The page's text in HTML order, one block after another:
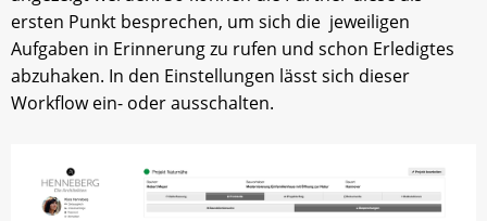
ersten Punkt besprechen, um sich die jeweiligen
Aufgaben in Erinnerung zu rufen und schon Erledigtes
abzuhaken. In den Einstellungen lässt sich dieser
Workflow ein- oder ausschalten.